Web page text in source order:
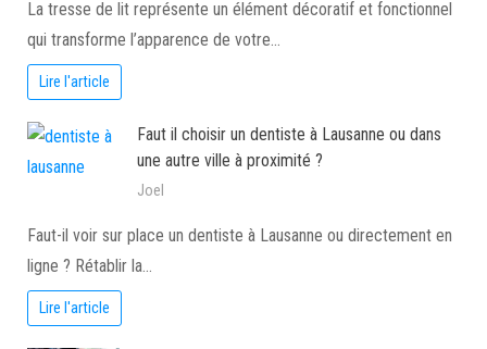
La tresse de lit représente un élément décoratif et fonctionnel
qui transforme l’apparence de votre…
Lire l'article
Faut il choisir un dentiste à Lausanne ou dans
une autre ville à proximité ?
Joel
Faut-il voir sur place un dentiste à Lausanne ou directement en
ligne ? Rétablir la…
Lire l'article